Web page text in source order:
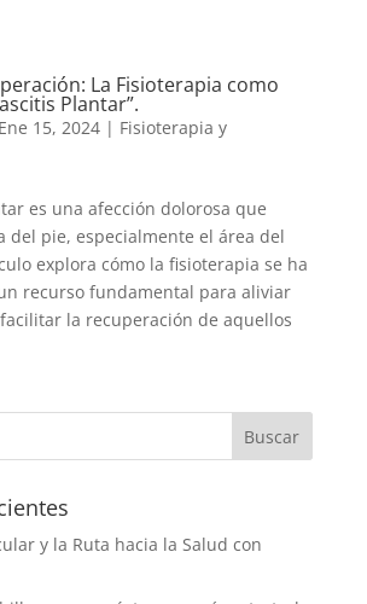
La Fisioterapia como
Plantar”.
Ene 15, 2024| Fisioterapia y
es una afección dolorosa que
del pie, especialmente el área del
explora cómo la fisioterapia se ha
recurso fundamental para aliviar
la recuperación de aquellos
y la Ruta hacia la Salud con